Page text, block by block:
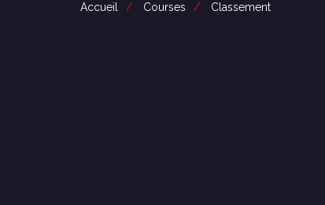
Accueil Courses Classement